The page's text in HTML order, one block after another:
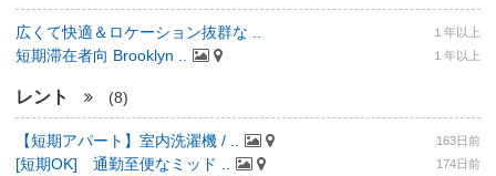
広くて快適＆ロケーション抜群な .. １年以上
短期滞在者向 Brooklyn .. １年以上
レント (8)
【短期アパート】室内洗濯機 / .. 163日前
[短期OK] 通勤至便なミッド .. 174日前